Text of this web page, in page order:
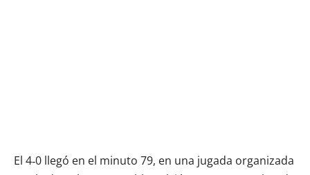
El 4‑0 llegó en el minuto 79, en una jugada organizada